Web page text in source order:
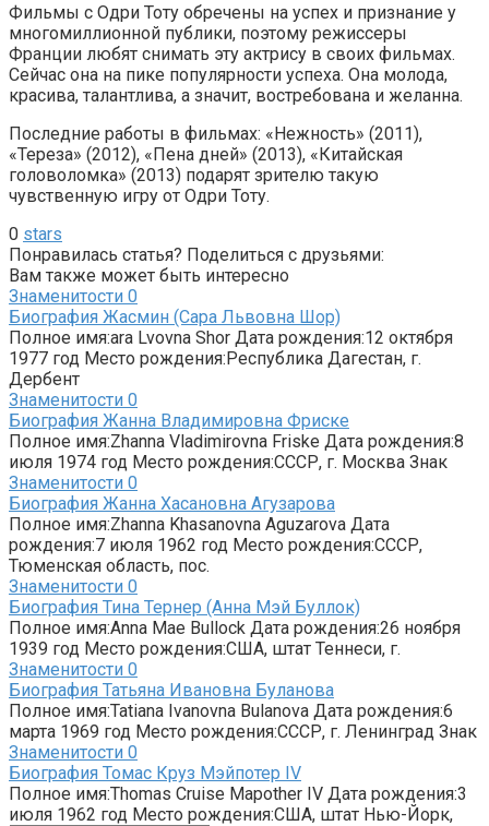
Фильмы с Одри Тоту обречены на успех и признание у
многомиллионной публики, поэтому режиссеры
Франции любят снимать эту актрису в своих фильмах.
Сейчас она на пике популярности успеха. Она молода,
красива, талантлива, а значит, востребована и желанна.
Последние работы в фильмах: «Нежность» (2011),
«Тереза» (2012), «Пена дней» (2013), «Китайская
головоломка» (2013) подарят зрителю такую
чувственную игру от Одри Тоту.
0 stars
Понравилась статья? Поделиться с друзьями:
Вам также может быть интересно
Знаменитости 0
Биография Жасмин (Сара Львовна Шор)
Полное имя:ara Lvovna Shor Дата рождения:12 октября
1977 год Место рождения:Республика Дагестан, г.
Дербент
Знаменитости 0
Биография Жанна Владимировна Фриске
Полное имя:Zhanna Vladimirovna Friske Дата рождения:8
июля 1974 год Место рождения:СССР, г. Москва Знак
Знаменитости 0
Биография Жанна Хасановна Агузарова
Полное имя:Zhanna Khasanovna Aguzarova Дата
рождения:7 июля 1962 год Место рождения:СССР,
Тюменская область, пос.
Знаменитости 0
Биография Тина Тернер (Анна Мэй Буллок)
Полное имя:Anna Mae Bullock Дата рождения:26 ноября
1939 год Место рождения:США, штат Теннеси, г.
Знаменитости 0
Биография Татьяна Ивановна Буланова
Полное имя:Tatiana Ivanovna Bulanova Дата рождения:6
марта 1969 год Место рождения:СССР, г. Ленинград Знак
Знаменитости 0
Биография Томас Круз Мэйпотер IV
Полное имя:Thomas Cruise Mapother IV Дата рождения:3
июля 1962 год Место рождения:США, штат Нью-Йорк,